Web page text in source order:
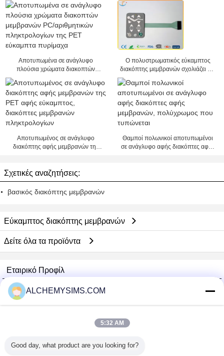
Αποτυπωμένα σε ανάγλυφο
πλούσια χρώματα διακοπτών
πληκτρολογίων της PET εύκαμπτα
πυρίμαχα
Ο πολυστρωματικός εύκαμπτος
διακόπτης μεμβρανών σχολιάζει για
την ιατρική μηχανή, 25mA - 100mA
Αποτυπωμένος σε ανάγλυφο
διακόπτης αφής μεμβρανών της
Θαμποί πολωνικοί αποτυπωμένοι
σε ανάγλυφο αφής διακόπτες αφής
Σχετικές αναζητήσεις:
βασικός διακόπτης μεμβρανών
Εύκαμπτος διακόπτης μεμβρανών
Δείτε όλα τα προϊόντα
Εταιρικό Προφίλ
Shenzhen City Breaker Co., Ltd.
Verified προμηθευτές
Verified Suplier
ALCHEMYSIMS.COM
5:32 AM
Good day, what product are you looking for?